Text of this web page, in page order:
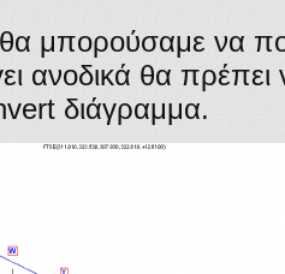
θα μπορούσαμε να
ανοδικά θα
διάγραμμα.